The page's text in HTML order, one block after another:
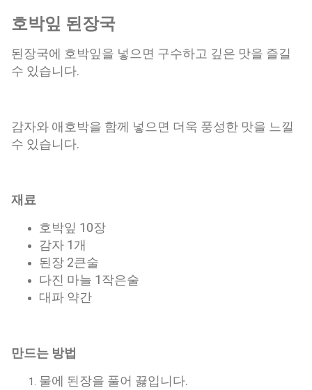
호박잎 된장국
된장국에 호박잎을 넣으면 구수하고 깊은 맛을 즐길
수 있습니다.
감자와 애호박을 함께 넣으면 더욱 풍성한 맛을 느낄
수 있습니다.
재료
호박잎 10장
감자 1개
된장 2큰술
다진 마늘 1작은술
대파 약간
만드는 방법
물에 된장을 풀어 끓입니다.